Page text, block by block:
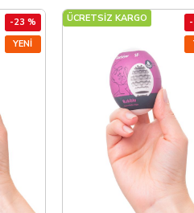
YENI
-23 % ÜCRETSİZ KARGO